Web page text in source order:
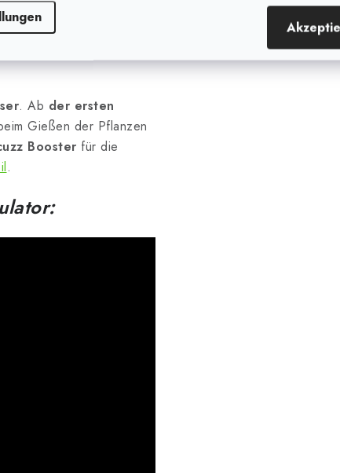
B'cuzz Root
. Ab der ersten
Gießen der Pflanzen
Booster für die
.